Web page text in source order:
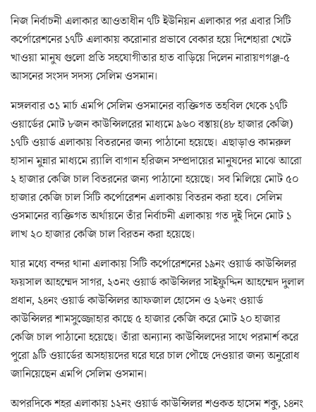
নিজ নির্বাচনী এলাকার আওতাধীন ৭টি ইউনিয়ন এলাকার পর এবার সিটি
কর্পোরেশনের ১৭টি এলাকায় করোনার প্রভাবে বেকার হয়ে দিশেহারা খেটে
খাওয়া মানুষ গুলো প্রতি সহযোগীতার হাত বাড়িয়ে দিলেন নারায়ণগঞ্জ-৫
আসনের সংসদ সদস্য সেলিম ওসমান।
মঙ্গলবার ৩১ মার্চ এমপি সেলিম ওসমানের ব্যক্তিগত তহবিল থেকে ১৭টি
ওয়ার্ডের মোট ৮জন কাউন্সিলরের মাধ্যমে ৯৬০ বস্তায়(৪৮ হাজার কেজি)
১৭টি ওয়ার্ড এলাকায় বিতরনের জন্য পাঠানো হয়েছে। এছাড়াও কামরুল
হাসান মুন্নার মাধ্যমে র‌্যালি বাগান হরিজন সম্প্রদায়ের মানুষদের মাঝে আরো
২ হাজার কেজি চাল বিতরনের জন্য পাঠানো হয়েছে। সব মিলিয়ে মোট ৫০
হাজার কেজি চাল সিটি কর্পোরেশন এলাকায় বিতরন করা হবে। সেলিম
ওসমানের ব্যক্তিগত অর্থায়নে তাঁর নির্বাচনী এলাকায় গত দুই দিনে মোট ১
লাখ ২০ হাজার কেজি চাল বিরতন করা হয়েছে।
যার মধ্যে বন্দর থানা এলাকায় সিটি কর্পোরেশনের ১৯নং ওয়ার্ড কাউন্সিলর
ফয়সাল আহম্মেদ সাগর, ২৩নং ওয়ার্ড কাউন্সিলর সাইফুদ্দিন আহম্মেদ দুলাল
প্রধান, ২৪নং ওয়ার্ড কাউন্সিলর আফজাল হোসেন ও ২৬নং ওয়ার্ড
কাউন্সিলর শামসুজ্জোহার কাছে ৫ হাজার কেজি করে মোট ২০ হাজার
কেজি চাল পাঠানো হয়েছে। তাঁরা অন্যান্য কাউন্সিলদের সাথে পরমার্শ করে
পুরো ৯টি ওয়ার্ডের অসহায়দের ঘরে ঘরে চাল পৌছে দেওয়ার জন্য অনুরোধ
জানিয়েছেন এমপি সেলিম ওসমান।
অপরদিকে শহর এলাকায় ১২নং ওয়ার্ড কাউন্সিলর শওকত হাসেম শকু, ১৪নং